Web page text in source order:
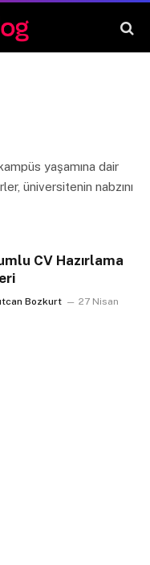
yaşamına dair
üniversitenin nabzını
CV Hazırlama
Bozkurt
27 Nisan